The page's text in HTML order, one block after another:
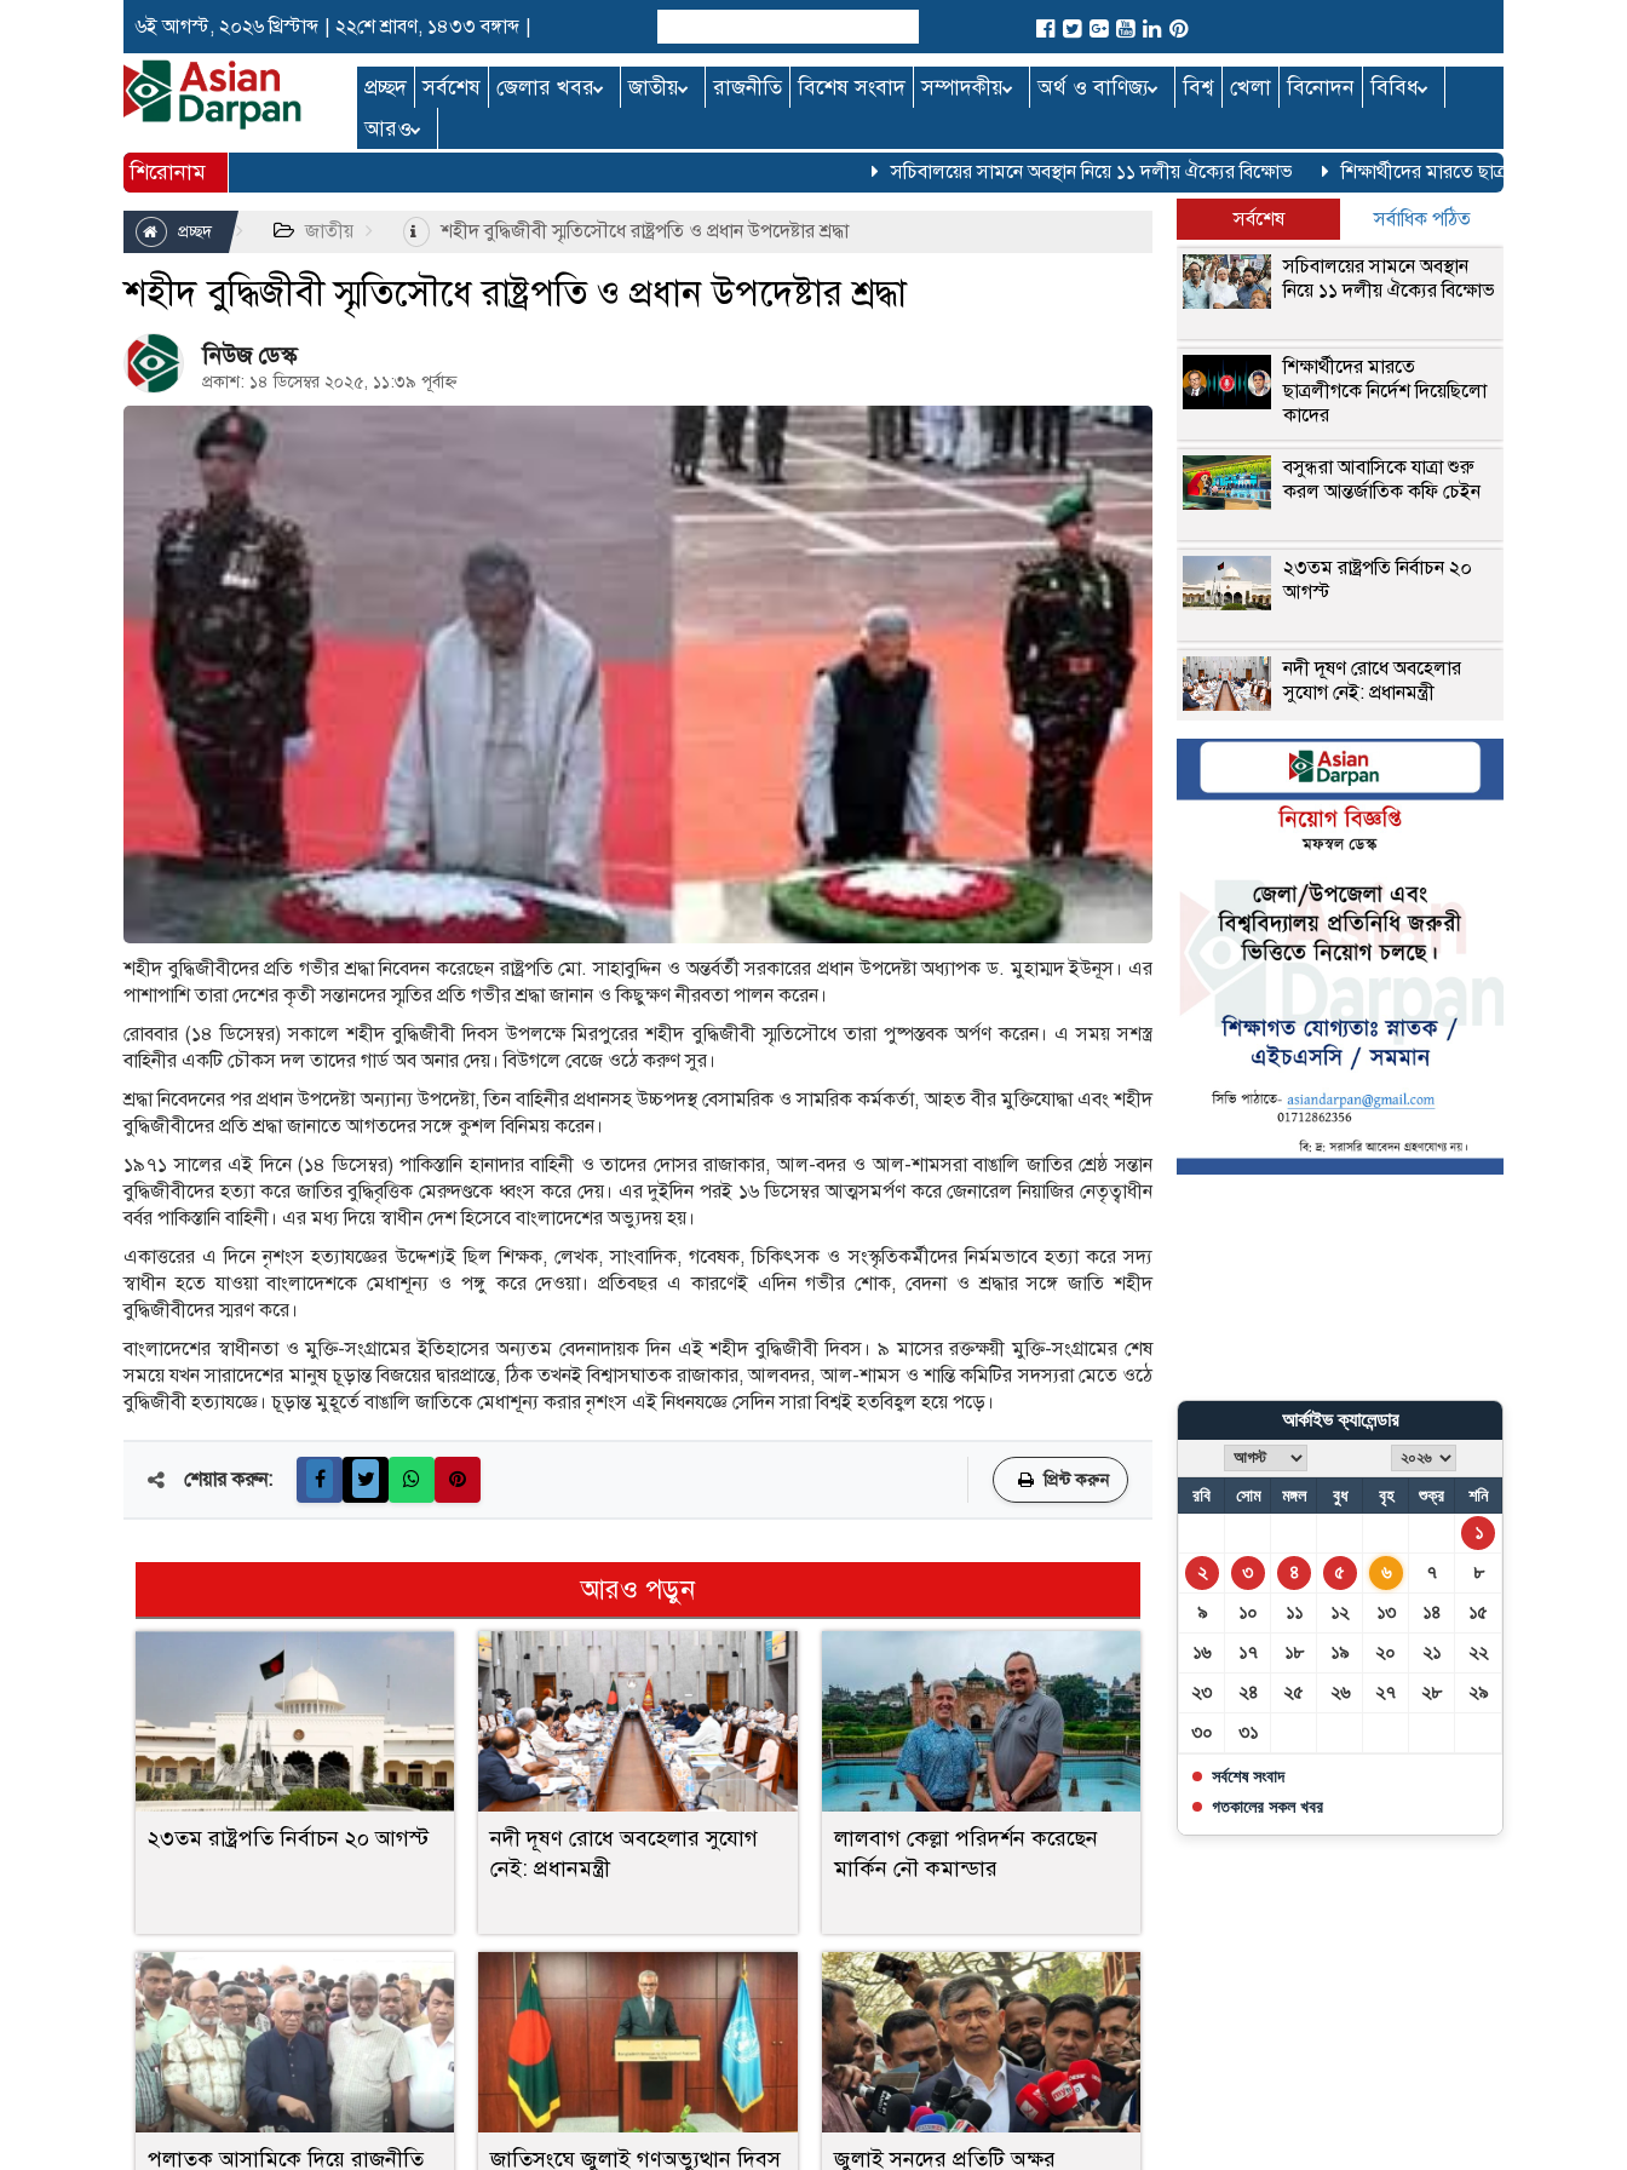
৬ই আগস্ট, ২০২৬ খ্রিস্টাব্দ ২২শে শ্রাবণ, ১৪৩৩ বঙ্গাব্দ
প্রচ্ছদ সর্বশেষ জেলার খবর জাতীয় রাজনীতি বিশেষ সংবাদ সম্পাদকীয় অর্থ ও বাণিজ্য বিশ্ব খেলা বিনোদন
বিবিধ
আরও
শিরোনাম
সচিবালয়ের সামনে অবস্থান নিয়ে ১১ দলীয় ঐক্যের বিক্ষোভ শিক্ষার্থীদের মারতে ছাত্রলীগকে নির্দেশ
প্রচ্ছদ জাতীয় শহীদ বুদ্ধিজীবী স্মৃতিসৌধে রাষ্ট্রপতি ও প্রধান উপদেষ্টার শ্রদ্ধা
শহীদ বুদ্ধিজীবী স্মৃতিসৌধে রাষ্ট্রপতি ও প্রধান উপদেষ্টার শ্রদ্ধা
নিউজ ডেস্ক
প্রকাশ: ১৪ ডিসেম্বর ২০২৫, ১১:৩৯ পূর্বাহ্ন
শহীদ বুদ্ধিজীবীদের প্রতি গভীর শ্রদ্ধা নিবেদন করেছেন রাষ্ট্রপতি মো. সাহাবুদ্দিন ও অন্তর্বর্তী সরকারের প্রধান উপদেষ্টা অধ্যাপক ড. মুহাম্মদ ইউনূস। এর
পাশাপাশি তারা দেশের কৃতী সন্তানদের স্মৃতির প্রতি গভীর শ্রদ্ধা জানান ও কিছুক্ষণ নীরবতা পালন করেন।
রোববার (১৪ ডিসেম্বর) সকালে শহীদ বুদ্ধিজীবী দিবস উপলক্ষে মিরপুরের শহীদ বুদ্ধিজীবী স্মৃতিসৌধে তারা পুষ্পস্তবক অর্পণ করেন। এ সময় সশস্ত্র
বাহিনীর একটি চৌকস দল তাদের গার্ড অব অনার দেয়। বিউগলে বেজে ওঠে করুণ সুর।
শ্রদ্ধা নিবেদনের পর প্রধান উপদেষ্টা অন্যান্য উপদেষ্টা, তিন বাহিনীর প্রধানসহ উচ্চপদস্থ বেসামরিক ও সামরিক কর্মকর্তা, আহত বীর মুক্তিযোদ্ধা এবং শহীদ
বুদ্ধিজীবীদের প্রতি শ্রদ্ধা জানাতে আগতদের সঙ্গে কুশল বিনিময় করেন।
১৯৭১ সালের এই দিনে (১৪ ডিসেম্বর) পাকিস্তানি হানাদার বাহিনী ও তাদের দোসর রাজাকার, আল-বদর ও আল-শামসরা বাঙালি জাতির শ্রেষ্ঠ সন্তান
বুদ্ধিজীবীদের হত্যা করে জাতির বুদ্ধিবৃত্তিক মেরুদণ্ডকে ধ্বংস করে দেয়। এর দুইদিন পরই ১৬ ডিসেম্বর আত্মসমর্পণ করে জেনারেল নিয়াজির নেতৃত্বাধীন
বর্বর পাকিস্তানি বাহিনী। এর মধ্য দিয়ে স্বাধীন দেশ হিসেবে বাংলাদেশের অভ্যুদয় হয়।
একাত্তরের এ দিনে নৃশংস হত্যাযজ্ঞের উদ্দেশ্যই ছিল শিক্ষক, লেখক, সাংবাদিক, গবেষক, চিকিৎসক ও সংস্কৃতিকর্মীদের নির্মমভাবে হত্যা করে সদ্য
স্বাধীন হতে যাওয়া বাংলাদেশকে মেধাশূন্য ও পঙ্গু করে দেওয়া। প্রতিবছর এ কারণেই এদিন গভীর শোক, বেদনা ও শ্রদ্ধার সঙ্গে জাতি শহীদ
বুদ্ধিজীবীদের স্মরণ করে।
বাংলাদেশের স্বাধীনতা ও মুক্তি-সংগ্রামের ইতিহাসের অন্যতম বেদনাদায়ক দিন এই শহীদ বুদ্ধিজীবী দিবস। ৯ মাসের রক্তক্ষয়ী মুক্তি-সংগ্রামের শেষ
সময়ে যখন সারাদেশের মানুষ চূড়ান্ত বিজয়ের দ্বারপ্রান্তে, ঠিক তখনই বিশ্বাসঘাতক রাজাকার, আলবদর, আল-শামস ও শান্তি কমিটির সদস্যরা মেতে ওঠে
বুদ্ধিজীবী হত্যাযজ্ঞে। চূড়ান্ত মুহূর্তে বাঙালি জাতিকে মেধাশূন্য করার নৃশংস এই নিধনযজ্ঞে সেদিন সারা বিশ্বই হতবিহ্বল হয়ে পড়ে।
শেয়ার করুন: প্রিন্ট করুন
আরও পড়ুন
২৩তম রাষ্ট্রপতি নির্বাচন ২০ আগস্ট
নদী দূষণ রোধে অবহেলার সুযোগ
নেই: প্রধানমন্ত্রী
লালবাগ কেল্লা পরিদর্শন করেছেন
মার্কিন নৌ কমান্ডার
পলাতক আসামিকে দিয়ে রাজনীতি জাতিসংঘে জুলাই গণঅভ্যুত্থান দিবস জুলাই সনদের প্রতিটি অক্ষর
সর্বশেষ
সর্বাধিক পঠিত
সচিবালয়ের সামনে অবস্থান
নিয়ে ১১ দলীয় ঐক্যের বিক্ষোভ
শিক্ষার্থীদের মারতে
ছাত্রলীগকে নির্দেশ দিয়েছিলো
কাদের
বসুন্ধরা আবাসিকে যাত্রা শুরু
করল আন্তর্জাতিক কফি চেইন
২৩তম রাষ্ট্রপতি নির্বাচন ২০
আগস্ট
নদী দূষণ রোধে অবহেলার
সুযোগ নেই: প্রধানমন্ত্রী
সঠিক বীমাদাবি পরিশোধই
কর্ণফুলী ইন্স্যুরেন্সের মূল
চালিকাশক্তি
লালবাগ কেল্লা পরিদর্শন
করেছেন মার্কিন নৌ কমান্ডার
পলাতক আসামিকে দিয়ে
রাজনীতি করছে ভারত: রিজভী
৪ বিভাগে মুষলধারে বৃষ্টির
আর্কাইভ ক্যালেন্ডার
রবি সোম মঙ্গল বুধ বৃহ শুক্র শনি
১
২
৩ ৪ ৫ ৬ ৭
৮
৯
১০ ১১ ১২ ১৩ ১৪
১৫
১৬
১৭ ১৮ ১৯ ২০ ২১
২২
২৩
২৪ ২৫ ২৬ ২৭ ২৮
২৯
৩০
৩১
সর্বশেষ সংবাদ
গতকালের সকল খবর